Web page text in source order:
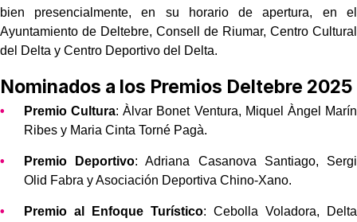
bien presencialmente, en su horario de apertura, en el
Ayuntamiento de Deltebre, Consell de Riumar, Centro Cultural
del Delta y Centro Deportivo del Delta.
Nominados a los Premios Deltebre 2025
Premio Cultura: Àlvar Bonet Ventura, Miquel Àngel Marín
Ribes y Maria Cinta Torné Pagà.
Premio Deportivo: Adriana Casanova Santiago, Sergi
Olid Fabra y Asociación Deportiva Chino-Xano.
Premio al Enfoque Turístico: Cebolla Voladora, Delta